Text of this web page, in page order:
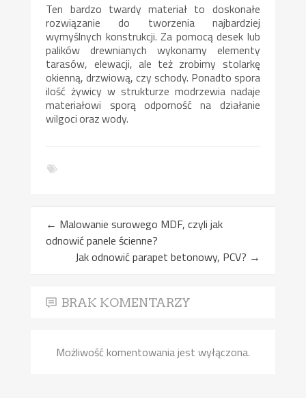
Ten bardzo twardy materiał to doskonałe
rozwiązanie do tworzenia najbardziej
wymyślnych konstrukcji. Za pomocą desek lub
palików drewnianych wykonamy elementy
tarasów, elewacji, ale też zrobimy stolarkę
okienną, drzwiową, czy schody. Ponadto spora
ilość żywicy w strukturze modrzewia nadaje
materiałowi sporą odporność na działanie
wilgoci oraz wody.
← Malowanie surowego MDF, czyli jak
odnowić panele ścienne?
Jak odnowić parapet betonowy, PCV? →
BRAK KOMENTARZY
Możliwość komentowania jest wyłączona.